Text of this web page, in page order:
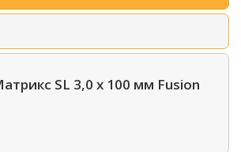
SL 3,0 x 100 мм Fusion